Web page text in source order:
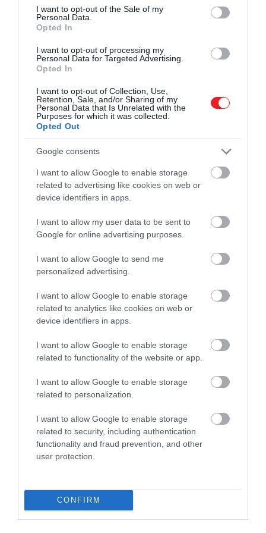
consent section.
I want to opt-out of the Sale of my
Personal Data.
Opted In
I want to opt-out of processing my
Personal Data for Targeted Advertising.
Opted In
I want to opt-out of Collection, Use,
Retention, Sale, and/or Sharing of my
Personal Data that Is Unrelated with the
Purposes for which it was collected.
Opted Out
Google consents
I want to allow Google to enable storage
related to advertising like cookies on web or
device identifiers in apps.
I want to allow my user data to be sent to
Google for online advertising purposes.
I want to allow Google to send me
personalized advertising.
I want to allow Google to enable storage
related to analytics like cookies on web or
device identifiers in apps.
I want to allow Google to enable storage
related to functionality of the website or app.
I want to allow Google to enable storage
related to personalization.
I want to allow Google to enable storage
related to security, including authentication
functionality and fraud prevention, and other
user protection.
CONFIRM
NASA Artemis (@nasaartemis) által megosztott bejegyzés
A kutatók szerint a holdi paleoszeizmológia
kezdetéről beszélhetünk, amely a múlt rengéseiből
következtet a jelenlegi aktivitásra. Mivel a Holdon
bizonyítékokat kőomlások, felszíni nyomok és
műholdas felvételek alapján kell összerakni – az
Artemis-program viszont már modern műszereket
készül telepíteni, amelyek valós időben is
A tanulmány végkövetkeztetése egyszerű,
de kulcsfontosságú: a jövőbeni bázisokat
nem szabad aktív törésvonalak közelébe
telepíteni. A Hold felszíne élő és változó
visszatérésekor ezt már nem hagyhatja
figyelmen kívül.
Olvasd el ezt is!
csapódik a Holdba a 2024 YR4
aszteroida